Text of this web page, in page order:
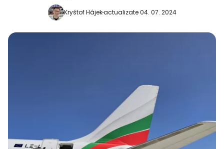
Kryštof Hájekactualizate 04. 07. 2024
Continuați cu e-mailul